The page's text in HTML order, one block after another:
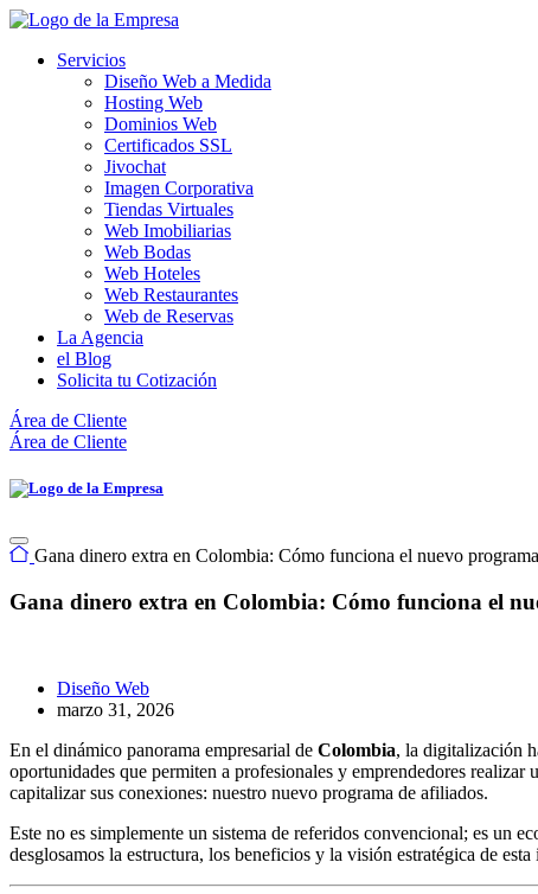
Servicios
Diseño Web a Medida
Hosting Web
Dominios Web
Certificados SSL
Jivochat
Imagen Corporativa
Tiendas Virtuales
Web Imobiliarias
Web Bodas
Web Hoteles
Web Restaurantes
Web de Reservas
La Agencia
el Blog
Solicita tu Cotización
Área de Cliente
Área de Cliente
Gana dinero extra en Colombia: Cómo funciona el nuevo
Gana dinero extra en Colombia: Cómo funciona el
Diseño Web
marzo 31, 2026
En el dinámico panorama empresarial de Colombia, la digitalización
oportunidades que permiten a profesionales y emprendedores realizar
capitalizar sus conexiones: nuestro nuevo programa de afiliados.
Este no es simplemente un sistema de referidos convencional; es un
desglosamos la estructura, los beneficios y la visión estratégica de